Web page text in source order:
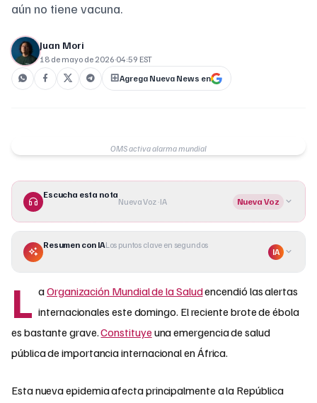
aún no tiene vacuna.
Juan Mori
18 de mayo de 2026·04:59 EST
Agrega Nueva News en
OMS activa alarma mundial
Escucha esta nota
Nueva Voz · IA Nueva Voz
Resumen con IALos puntos clave en segundos
IA
L aOrganización Mundial de la Saludencendió las alertas
internacionales este domingo. El reciente brote de ébola
es bastante grave.Constituye una emergencia de salud
pública de importancia internacional en África.
Esta nueva epidemia afecta principalmente a la República